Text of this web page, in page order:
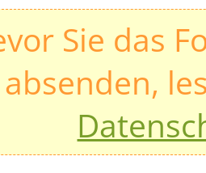
Sie das
absenden,